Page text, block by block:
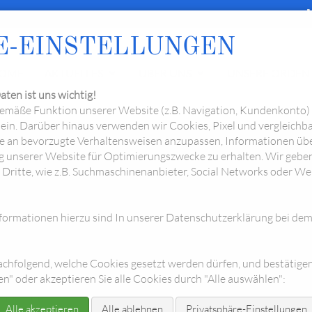
EINSTELLUNGEN
ist uns wichtig!
Funktion unserer Website (z.B. Navigation, Kundenkonto)
Darüber hinaus verwenden wir Cookies, Pixel und
an bevorzugte Verhaltensweisen anzupassen, Informationen
unserer Website für Optimierungszwecke zu erhalten. Wir
wie z.B. Suchmaschinenanbieter, Social Networks oder
hierzu sind In unserer Datenschutzerklärung bei
welche Cookies gesetzt werden dürfen, und
oder akzeptieren Sie alle Cookies durch "Alle auswählen":
Alle akzeptieren Alle ablehnen Privatsphäre-Einstellungen